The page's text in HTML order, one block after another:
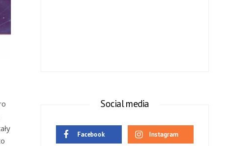
Social media
Facebook Instagram